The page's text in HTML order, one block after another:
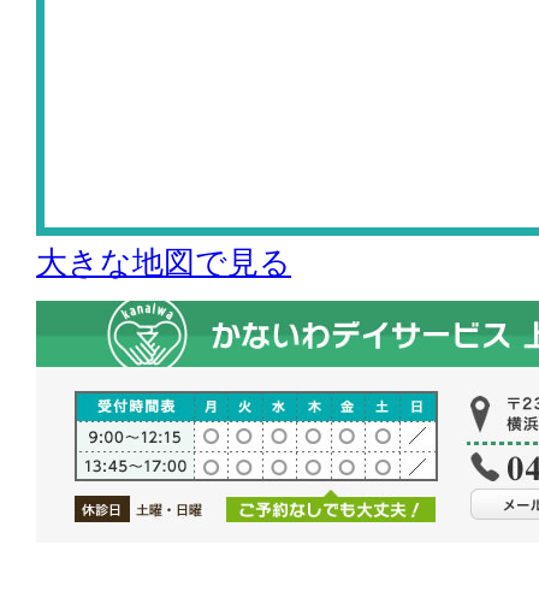
大きな地図で見る